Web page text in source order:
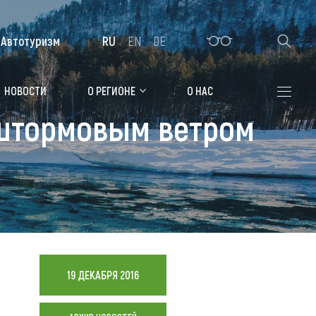
Алтайская зимовка
Где остановиться
Санатории
Гостиницы, отели
Коттеджи, базы
Мотели, придорожные отели
НОВОСТИ О РЕГИОНЕ О НАС
Автотуризм RU EN DE
ветром
19 ДЕКАБРЯ 2016